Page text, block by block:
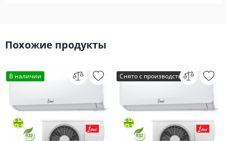
Похожие продукты
В наличии Снято с производства